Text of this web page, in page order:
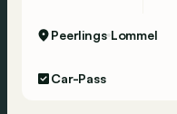
Peerlings Lommel
Car-Pass